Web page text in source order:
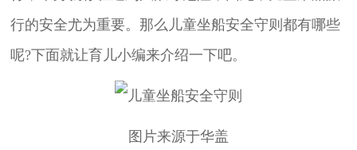
行的安全尤为重要。那么儿童坐船安全守则都有哪些
呢?下面就让育儿小编来介绍一下吧。
图片来源于华盖